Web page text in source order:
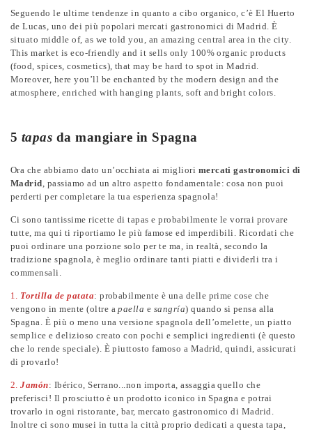
Seguendo le ultime tendenze in quanto a cibo organico, c’è El Huerto
de Lucas, uno dei più popolari mercati gastronomici di Madrid. È
situato middle of, as we told you, an amazing central area in the city.
This market is eco-friendly and it sells only 100% organic products
(food, spices, cosmetics), that may be hard to spot in Madrid.
Moreover, here you’ll be enchanted by the modern design and the
atmosphere, enriched with hanging plants, soft and bright colors.
5 tapas da mangiare in Spagna
Ora che abbiamo dato un’occhiata ai migliori mercati gastronomici di
Madrid , passiamo ad un altro aspetto fondamentale: cosa non puoi
perderti per completare la tua esperienza spagnola!
Ci sono tantissime ricette di tapas e probabilmente le vorrai provare
tutte, ma qui ti riportiamo le più famose ed imperdibili. Ricordati che
puoi ordinare una porzione solo per te ma, in realtà, secondo la
tradizione spagnola, è meglio ordinare tanti piatti e dividerli tra i
commensali.
1. Tortilla de patata: probabilmente è una delle prime cose che
vengono in mente (oltre apaella e sangría) quando si pensa alla
Spagna. È più o meno una versione spagnola dell’omelette, un piatto
semplice e delizioso creato con pochi e semplici ingredienti (è questo
che lo rende speciale). È piuttosto famoso a Madrid, quindi, assicurati
di provarlo!
2.Jamón: Ibérico, Serrano...non importa, assaggia quello che
preferisci! Il prosciutto è un prodotto iconico in Spagna e potrai
trovarlo in ogni ristorante, bar, mercato gastronomico di Madrid.
Inoltre ci sono musei in tutta la città proprio dedicati a questa tapa,